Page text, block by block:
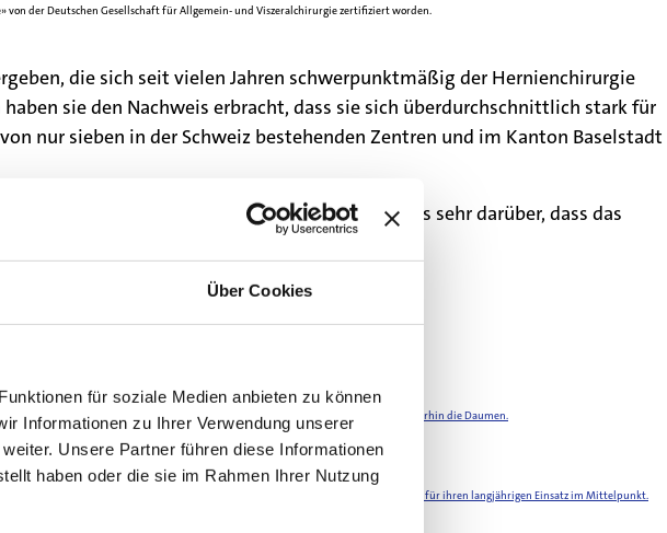
Über Cookies
für soziale Medien anbieten zu können
Informationen zu Ihrer Verwendung unserer
Unsere Partner führen diese Informationen
haben oder die sie im Rahmen Ihrer Nutzung
der Deutschen Gesellschaft für Allgemein- und Viszeralchirurgie zertifiziert worden.
die sich seit vielen Jahren schwerpunktmäßig der Hernienchirurgie
sie den Nachweis erbracht, dass sie sich überdurchschnittlich stark für
nur sieben in der Schweiz bestehenden Zentren und im Kanton Baselstadt
zu dieser Auszeichnung und freuen uns sehr darüber, dass das
und unterstützen zu dürfen, und drücken ihr für diesen grossartigen Erfolg weiterhin die Daumen.
Abendessen und dem Besuch des Basler Tattoos stand die Wertschätzung für ihren langjährigen Einsatz im Mittelpunkt.